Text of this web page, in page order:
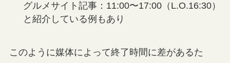
グルメサイト記事：11:00〜17:00（L.O.16:30）
と紹介している例もあり
このように媒体によって終了時間に差があるた